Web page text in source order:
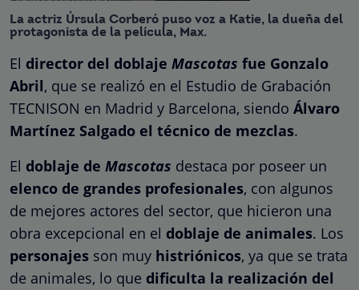
La actriz Úrsula Corberó puso voz a Katie, la dueña del
protagonista de la película, Max.
El director del doblaje Mascotas fue Gonzalo
Abril, que se realizó en el Estudio de Grabación
TECNISON en Madrid y Barcelona, siendo Álvaro
Martínez Salgado el técnico de mezclas.
El doblaje de Mascotas destaca por poseer un
elenco de grandes profesionales, con algunos
de mejores actores del sector, que hicieron una
obra excepcional en el doblaje de animales. Los
personajes son muy histriónicos, ya que se trata
de animales, lo que dificulta la realización del